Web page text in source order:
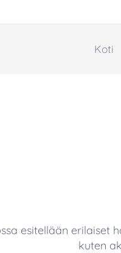
Koti
esitellään erilaiset
kuten